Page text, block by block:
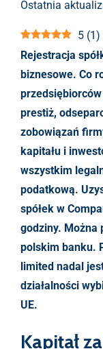
Ostatnia
5 (1)
Rejestracja
biznesowe. Co
prestiż,
zobowiązań
kapitału i
wszystkim
podatkową.
spółek w
godziny. Można
polskim banku.
limited nadal
działalności
UE.
Kapitał